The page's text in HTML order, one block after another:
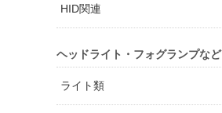
HID関連
ヘッドライト・フォグランプなど
ライト類